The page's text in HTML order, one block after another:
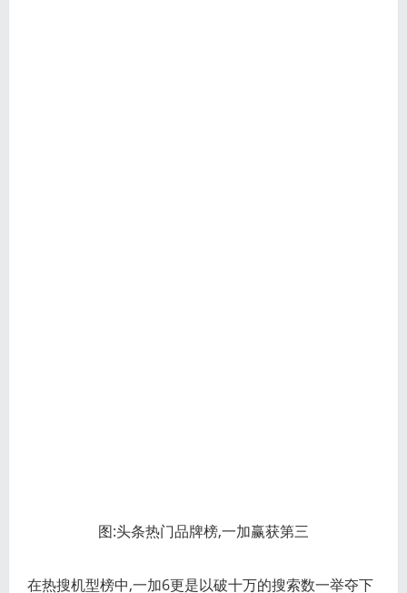
图:头条热门品牌榜,一加赢获第三
在热搜机型榜中,一加6更是以破十万的搜索数一举夺下